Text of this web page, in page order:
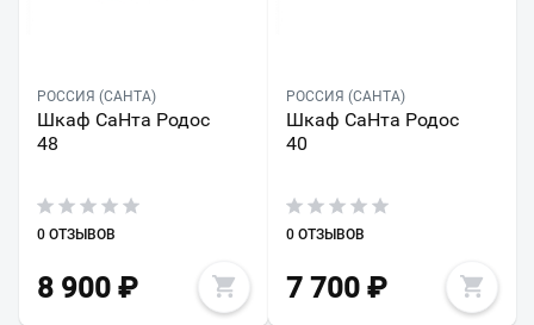
РОССИЯ (САНТА)
Шкаф СаНта Родос
48
0 ОТЗЫВОВ
8 900 ₽
РОССИЯ (САНТА)
Шкаф СаНта Родос
40
0 ОТЗЫВОВ
7 700₽